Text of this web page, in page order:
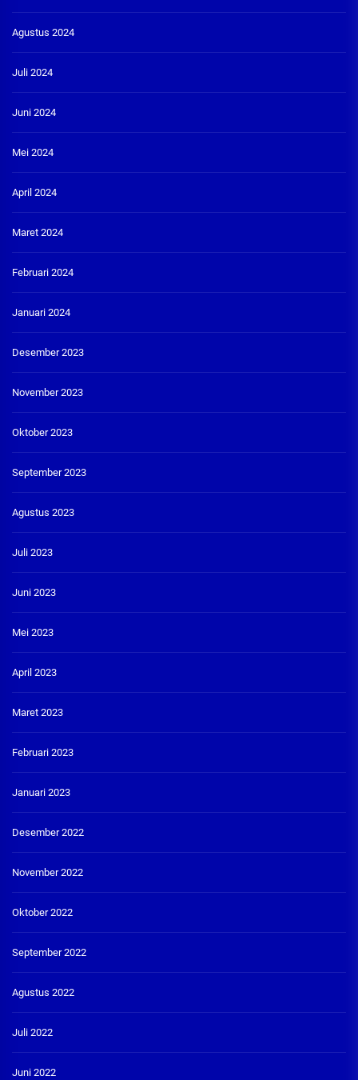
Agustus 2024
Juli 2024
Juni 2024
Mei 2024
April 2024
Maret 2024
Februari 2024
Januari 2024
Desember 2023
November 2023
Oktober 2023
September 2023
Agustus 2023
Juli 2023
Juni 2023
Mei 2023
April 2023
Maret 2023
Februari 2023
Januari 2023
Desember 2022
November 2022
Oktober 2022
September 2022
Agustus 2022
Juli 2022
Juni 2022